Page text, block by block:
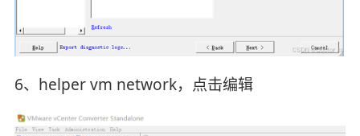
6、helper vm network，点击编辑